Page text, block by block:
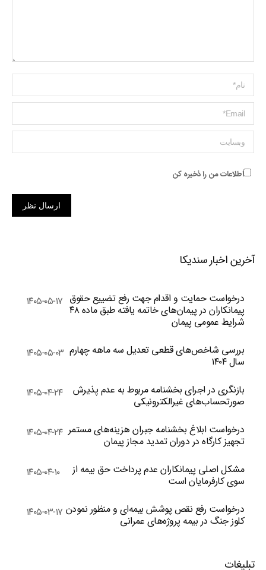
Name *
ایمیل *
وبسایت
اطلاعات من را ذخیره کن
ارسال نظر
آخرین اخبار سندیکا
درخواست حمایت و اقدام جهت رفع تضییع حقوق
پیمانکاران در پیمان‌های خاتمه یافته طبق ماده ۴۸
شرایط عمومی پیمان
۱۴۰۵-۰۵-۱۷
بررسی شاخص‌های قطعی تعدیل سه ماهه چهارم
سال ۱۴۰۴
۱۴۰۵-۰۵-۰۳
بازنگری در اجرای بخشنامه مربوط به عدم پذیرش
صورتحساب‌های غیرالکترونیکی
۱۴۰۵-۰۴-۲۴
درخواست ابلاغ بخشنامه جبران هزینه‌های مستمر
تجهیز کارگاه در دوران تمدید مجاز پیمان
۱۴۰۵-۰۴-۲۴
مشکل اصلی پیمانکاران عدم پرداخت حق بیمه از
سوی کارفرمایان است
۱۴۰۵-۰۴-۱۰
درخواست رفع نقص پوشش بیمه‌ای و منظور نمودن
کلوز جنگ در بیمه پروژه‌های عمرانی
۱۴۰۵-۰۳-۱۷
تبلیغات